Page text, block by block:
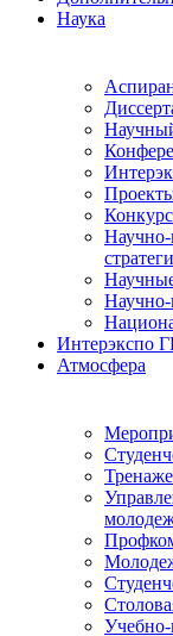
Наука
Научно-
Научно-
Интерэкспо
Атмосфера